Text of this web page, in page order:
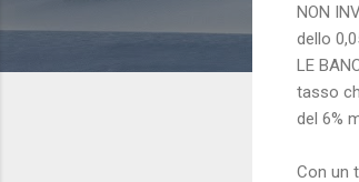
NON
dello
LE
tasso
del 6%
Con un